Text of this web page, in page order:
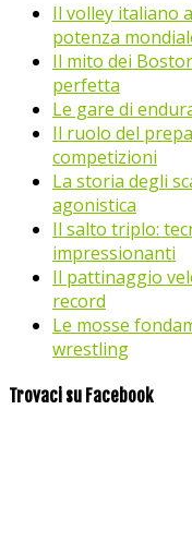
Il volley italiano
potenza
Il mito dei
perfetta
Le gare di
Il ruolo del
competizioni
La storia degli
agonistica
Il salto triplo:
impressionanti
Il pattinaggio
record
Le mosse
wrestling
Trovaci su Facebook